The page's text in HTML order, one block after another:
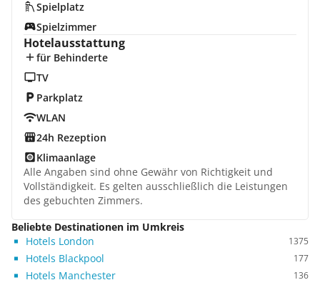
Spielplatz
Spielzimmer
Hotelausstattung
für Behinderte
TV
Parkplatz
WLAN
24h Rezeption
Klimaanlage
Alle Angaben sind ohne Gewähr von Richtigkeit und
Vollständigkeit. Es gelten ausschließlich die Leistungen
des gebuchten Zimmers.
Beliebte Destinationen im Umkreis
Hotels London
1375
Hotels Blackpool 177
Hotels Manchester 136